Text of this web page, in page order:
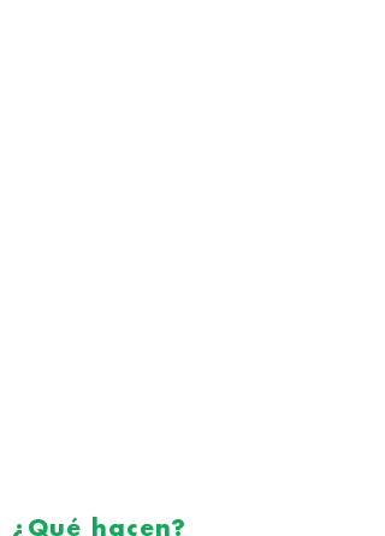
¿Qué hacen?